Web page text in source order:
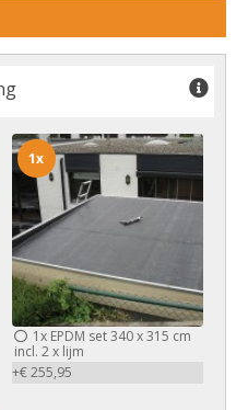
1xEPDM set 340 x 315 cm
incl. 2 x lijm
+€ 255,95
1x